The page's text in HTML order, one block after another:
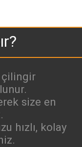
çilingir
size en
hızlı, kolay